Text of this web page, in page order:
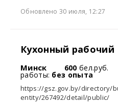
Обновлено 30 июля, 12:27
Кухонный рабочий
Минск 600 бел.руб.
работы: без опыта
https://gsz.gov.by/directory/
entity/267492/detail/public/